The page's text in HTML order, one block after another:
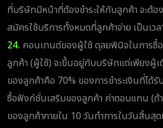
ที่บริษัทมีหน้าที่ต้องชำระให้กับลูกค้า จะต้อ
สมัครใช้บริการทั้งหมดที่ลูกค้าจ่าย เป็นเว
24. คอนเทนต์ของผู้ใช้ ดุลยพินิจในการซื้
ลูกค้า (ผู้ใช้) จะขึ้นอยู่กับบริษัทแต่เพียงผู้
ของลูกค้าคือ 70% ของการชำระเงินที่ได้
ซื้อฟังก์ชั่นเสริมของลูกค้า ค่าตอบแทน (ถ้
ของลูกค้าภายใน 10 วันทำการในวันสิ้นสุ